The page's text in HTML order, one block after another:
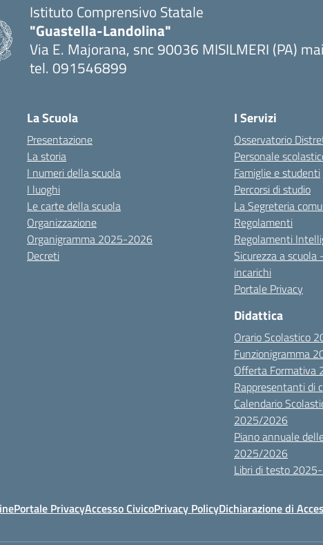
Istituto Comprensivo Statale
"Guastella-Landolina"
Via E. Majorana, snc 90036 MISILMERI (PA)
tel. 091546899
La Scuola
Presentazione
La storia
I numeri della scuola
I luoghi
Le carte della scuola
Organizzazione
Organigramma 2025-2026
Decreti
I Servizi
Osservatorio
Personale
Famiglie e studenti
Percorsi di studio
La Segreteria
Regolamenti
Regolamenti
Sicurezza a scuola
incarichi
Portale Privacy
Didattica
Orario Scolastico
Funzionigramma
Offerta Formativa
Rappresentanti di
Calendario
2025/2026
Piano annuale
2025/2026
Libri di testo
Portale PrivacyAccesso CivicoPrivacy PolicyDichiarazione di